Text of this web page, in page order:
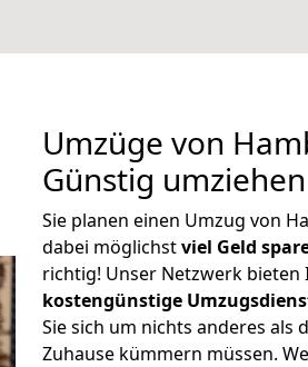
Umzüge von
Günstig umziehen
Sie planen einen Umzug von
dabei möglichstviel Geld
richtig! Unser Netzwerk bieten
kostengünstige
Sie sich um nichts anderes als
Zuhause kümmern müssen.